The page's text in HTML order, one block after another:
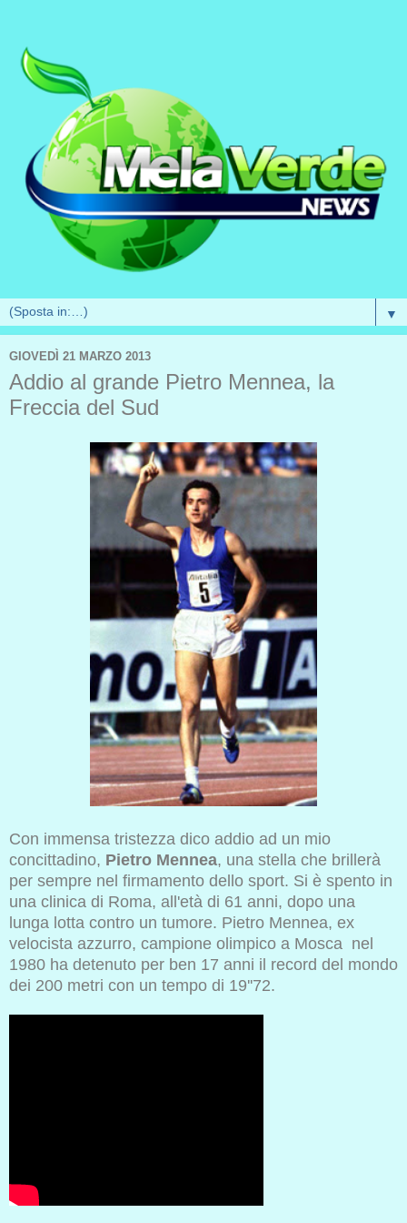
▼
GIOVEDÌ 21 MARZO 2013
Addio al grande Pietro Mennea, la
Freccia del Sud
Con immensa tristezza dico addio ad un mio
concittadino, Pietro Mennea, una stella che brillerà
per sempre nel firmamento dello sport. Si è spento in
una clinica di Roma, all'età di 61 anni, dopo una
lunga lotta contro un tumore. Pietro Mennea, ex
velocista azzurro, campione olimpico a Mosca nel
1980 ha detenuto per ben 17 anni il record del mondo
dei 200 metri con un tempo di 19''72.